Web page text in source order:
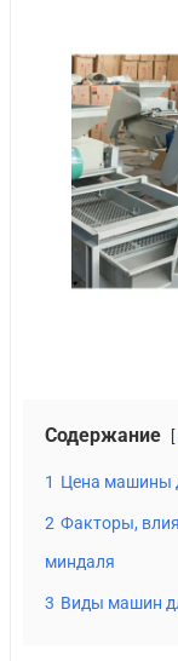
Содержание
1 Цена машины
2 Факторы,
миндаля
3 Виды машин